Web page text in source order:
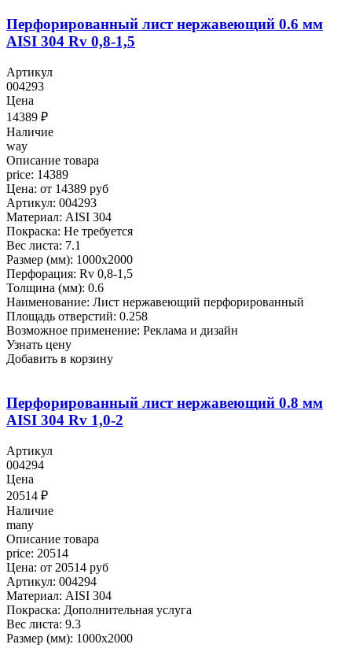
Перфорированный лист нержавеющий 0.6 мм
AISI 304 Rv 0,8-1,5
Артикул
004293
Цена
14389 ₽
Наличие
way
Описание товара
price: 14389
Цена: от 14389 руб
Артикул: 004293
Материал: AISI 304
Покраска: Не требуется
Вес листа: 7.1
Размер (мм): 1000x2000
Перфорация: Rv 0,8-1,5
Толщина (мм): 0.6
Наименование: Лист нержавеющий перфорированный
Площадь отверстий: 0.258
Возможное применение: Реклама и дизайн
Узнать цену
Добавить в корзину
Перфорированный лист нержавеющий 0.8 мм
AISI 304 Rv 1,0-2
Артикул
004294
Цена
20514 ₽
Наличие
many
Описание товара
price: 20514
Цена: от 20514 руб
Артикул: 004294
Материал: AISI 304
Покраска: Дополнительная услуга
Вес листа: 9.3
Размер (мм): 1000x2000